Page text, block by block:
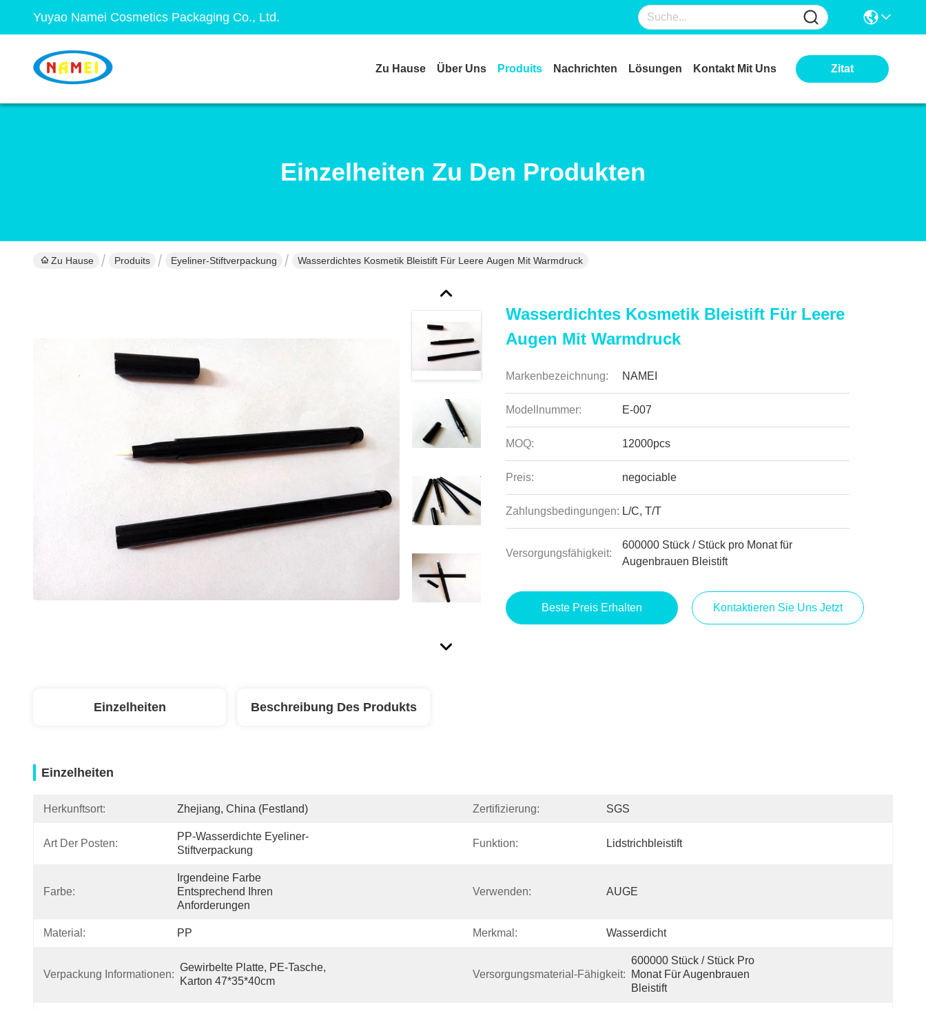
Yuyao Namei Cosmetics Packaging Co., Ltd.
Zu Hause Über Uns Produits Nachrichten Lösungen Kontakt Mit Uns Zitat
Einzelheiten Zu Den Produkten
Zu Hause Produits Eyeliner-Stiftverpackung Wasserdichtes Kosmetik Bleistift Für Leere Augen Mit Warmdruck
Wasserdichtes Kosmetik Bleistift Für Leere
Augen Mit Warmdruck
Markenbezeichnung: NAMEI
Modellnummer: E-007
MOQ: 12000pcs
Preis: negociable
Zahlungsbedingungen: L/C, T/T
Versorgungsfähigkeit:
600000 Stück / Stück pro Monat für
Augenbrauen Bleistift
Beste Preis Erhalten Kontaktieren Sie Uns Jetzt
Einzelheiten Beschreibung Des Produkts
Einzelheiten
Herkunftsort: Zhejiang, China (Festland) Zertifizierung: SGS
Art Der Posten:
PP-Wasserdichte Eyeliner-
Stiftverpackung
Funktion: Lidstrichbleistift
Farbe:
Irgendeine Farbe
Entsprechend Ihren
Anforderungen
Verwenden: AUGE
Material: PP Merkmal: Wasserdicht
Verpackung Informationen:
Gewirbelte Platte, PE-Tasche,
Karton 47*35*40cm
Versorgungsmaterial-Fähigkeit:
600000 Stück / Stück Pro
Monat Für Augenbrauen
Bleistift